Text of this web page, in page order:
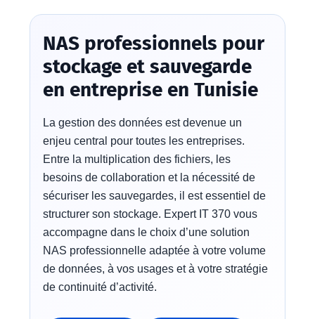
NAS professionnels pour
stockage et sauvegarde
en entreprise en Tunisie
La gestion des données est devenue un
enjeu central pour toutes les entreprises.
Entre la multiplication des fichiers, les
besoins de collaboration et la nécessité de
sécuriser les sauvegardes, il est essentiel de
structurer son stockage. Expert IT 370 vous
accompagne dans le choix d’une solution
NAS professionnelle adaptée à votre volume
de données, à vos usages et à votre stratégie
de continuité d’activité.